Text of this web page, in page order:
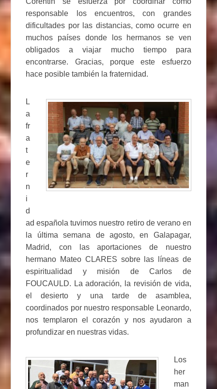
responsable los encuentros, con grandes
dificultades por las distancias, como ocurre en
muchos países donde los hermanos se ven
obligados a viajar mucho tiempo para
encontrarse. Gracias, porque este esfuerzo
hace posible también la fraternidad.
L
a
fr
a
t
e
r
n
i
d
ad española tuvimos nuestro retiro de verano en
la última semana de agosto, en Galapagar,
Madrid, con las aportaciones de nuestro
hermano Mateo CLARES sobre las líneas de
espiritualidad y misión de Carlos de
FOUCAULD. La adoración, la revisión de vida,
el desierto y una tarde de asamblea,
coordinados por nuestro responsable Leonardo,
nos templaron el corazón y nos ayudaron a
profundizar en nuestras vidas.
Los
her
man